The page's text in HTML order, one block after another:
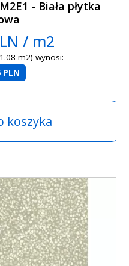
- Biała płytka
/ m2
m2) wynosi:
PLN
koszyka